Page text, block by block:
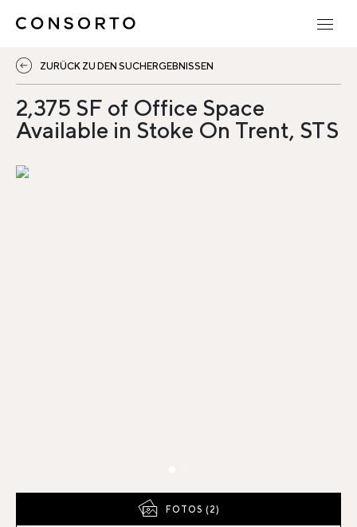
ZURÜCK ZU DEN SUCHERGEBNISSEN
2,375 SF of Office Space
Available in Stoke On Trent, STS
FOTOS (2)